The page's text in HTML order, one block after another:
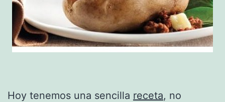
Hoy tenemos una sencilla receta, no